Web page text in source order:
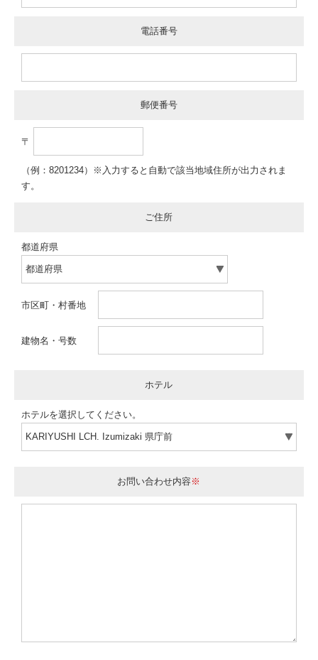
電話番号
郵便番号
〒
（例：8201234）※入力すると自動で該当地域住所が出力されま
す。
ご住所
都道府県
市区町・村番地
建物名・号数
ホテル
ホテルを選択してください。
お問い合わせ内容 ※